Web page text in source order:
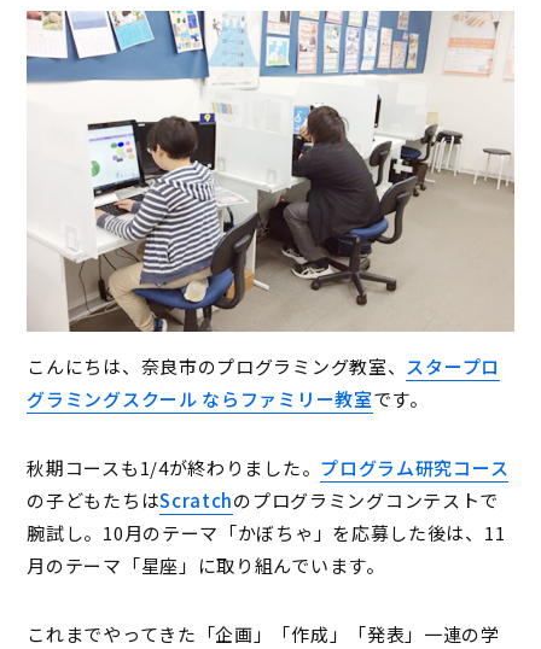
こんにちは、奈良市のプログラミング教室、 スタープロ
グラミングスクール ならファミリー教室です。
秋期コースも1/4が終わりました。 プログラム研究コース
の子どもたちはScratchのプログラミングコンテストで
腕試し。10月のテーマ「かぼちゃ」を応募した後は、11
月のテーマ「星座」に取り組んでいます。
これまでやってきた「企画」「作成」「発表」一連の学